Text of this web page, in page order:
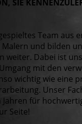
SIE
Team aus
und bilden
weiter. Dabei ist
mit den
wichtig wie eine
Unser
Jahren für
Seite!